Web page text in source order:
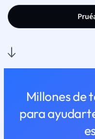
Millones de
para